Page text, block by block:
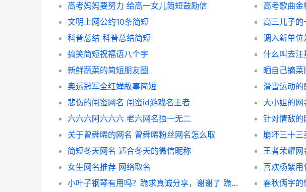
高考妈妈要努力 给高一女儿简短鼓励信
高考歌曲
文明上网公约10条简短
高三儿子
科普总结 科普总结简短
调入新单
搞笑简短祝福语八个字
什么叫去
新鲜蔬菜的简短朋友圈
晒自己摘
奥运冠军全红婵故事简短
滑雪运动
悲伤的闺蜜网名 闺蜜id游戏名王者
大小姐的网
六六六阿六六六 老六网名独一无二
针对情敌
关于曾舜晞的网名 曾舜晞粉丝网名怎么取
崩坏三十
简短冬天网名 适合冬天的微信昵称
王者荣耀
女生网名推荐 网络取名
喜欢杨紫
小叶子钢琴有用吗？跪求真诚分享，谢谢了 跪求关于叶子的情侣网名
春秋俩字